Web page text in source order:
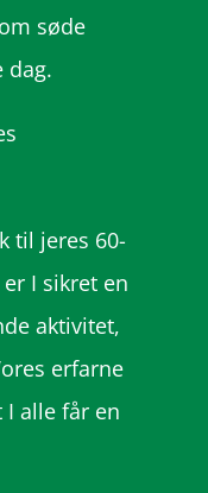
søde
dag.
til jeres 60-
I sikret en
aktivitet,
erfarne
alle får en